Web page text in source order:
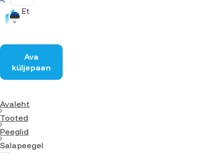
Et
Avaleht
Tooted
Peeglid
Salapeegel
Ava
küljepaan